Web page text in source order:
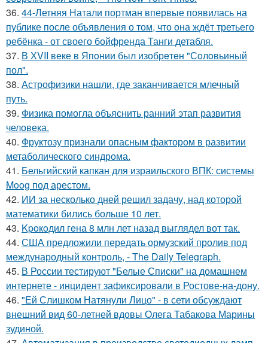
36. 44-Летняя Натали портман впервые появилась на
публике после объявления о том, что она ждёт третьего
ребёнка - от своего бойфренда Танги детабля.
37. В ХVII веке в Япoнии был изобрeтeн "Сoлoвьиный
пол".
38. Астрофизики нашли, где заканчивается млечный
путь.
39. Физика помогла объяснить ранний этап развития
человека.
40. Фруктозу признали опасным фактором в развитии
метаболического синдрома.
41. Бельгийский капкан для израильского ВПК: системы
Moog под арестом.
42. ИИ за несколько дней решил задачу, над которой
математики бились больше 10 лет.
43. Kpoкoдил гeна 8 млн лет назад выглядел вот так.
44. США предложили передать ормузский пролив под
международный контроль, - The Daily Telegraph.
45. В России тестируют "Белые Списки" на домашнем
интернете - инцидент зафиксировали в Ростове-на-дону.
46. "Ей Слишком Натянули Лицо" - в сети обсуждают
внешний вид 60-летней вдовы Олега Табакова Марины
зудиной.